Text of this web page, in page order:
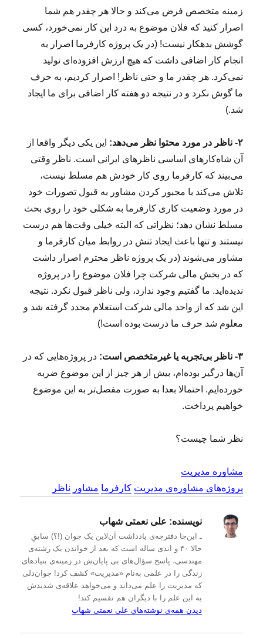
زمینه متخصص فرض می‌کند و حالا هر چقدر هم شما
اصرار کنید که فلان موضوع به درد این کار نمی‌خورد، کسی
گوشش بدهکار نیست! (در یک پروژه کارفرما اصرار به
انجام کار اضافی داشت که هیچ ارزش افزوده‌ای تولید
نمی‌کرد. هر چقدر ما و حتی ناظر! اصرار کردیم، به حرف
ما گوش نکرد و در نتیجه دو هفته کار اضافی برای ما ایجاد
شد.)
۲- ناظر در مورد محتوا نظر می‌دهد:
این یکی دیگر واقعا از
آن شاه‌کارهای اساسی ناظرهای ایرانی است. ناظر وقتی
می‌بیند که کارفرما روی کار خودش هم مسلط نیست،
تلاش می‌کند با مجبور کردن مشاور به قبول تصورات خود
در مورد وضعیت کاری کارفرما به شکلی خود را روی بحث
مسلط نشان دهد؛ نظراتی که البته خیلی وقت‌ها هم درست
نیستند و تنها باعث ایجاد تنش در روابط میان کارفرما و
مشاور می‌شوند (در یک پروژه ناظر محترم اصرار داشت
که در بخش مالی شرکت چرا فلان موضوع را در پروژه
ندیده‌اید. ما گفتیم وجود ندارد، ولی ناظر قبول نکرد. نتیجه
این شد که از واحد مالی شرکت استعلام مجدد گرفته شد و
معلوم شد حرف ما درست بوده است!)
۳- ناظر بی‌تجربه یا غیرمتخصص است:
در پروژه‌هایی که در
آن‌ها درگیر بوده‌ام، بیش از هر چیز از این موضوع ضربه
خورده‌ایم. احتمالا بعدا به صورت مفصل‌تر به این موضوع
خواهیم پرداخت.
نظر شما چیست؟
مشاوره مدیریت
پروژه‌های مشاوره‌ی مدیریت کارفرما مشاور ناظر
نویسنده: علی نعمتی شهاب
ـ این‌جا دفترچه‌ی یادداشت‌ آن‌لاین یک جوان (!؟) سابقِ
حالا ۴۰ و اندی ساله است که بعد از خواندن یک رشته‌ی
مهندسی، پاسخ سؤال‌های بی پایان‌ش در زمینه‌ی بنیادهای
زندگی را در علمی به‌نام «مدیریت» کشف کرد! جوان‌دلی
که مدیریت را علم می‌داند و می‌خواهد علاقه‌ی شدیدش
به این علم را با دیگران هم تقسیم کند!
دیدن همه‌ی نوشته‌های علی نعمتی شهاب